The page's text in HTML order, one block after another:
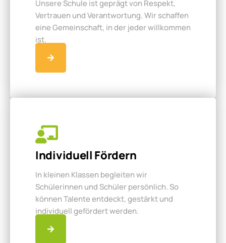
Unsere Schule ist geprägt von Respekt,
Vertrauen und Verantwortung. Wir schaffen
eine Gemeinschaft, in der jeder willkommen
ist.
Individuell Fördern
In kleinen Klassen begleiten wir
Schülerinnen und Schüler persönlich. So
können Talente entdeckt, gestärkt und
individuell gefördert werden.